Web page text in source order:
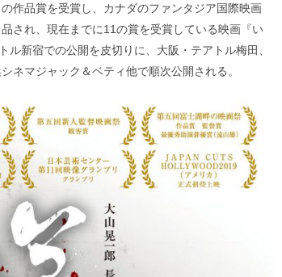
作品賞を受賞し、カナダのファンタジア国際映画
され、現在までに11の賞を受賞している映画『い
新宿での公開を皮切りに、大阪・テアトル梅田、
ネマジャック＆ベティ他で順次公開される。